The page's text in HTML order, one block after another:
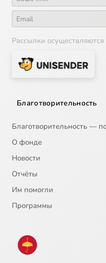
Рассылки
Благотворительность
Благотворительность —
О фонде
Новости
Отчёты
Им помогли
Программы